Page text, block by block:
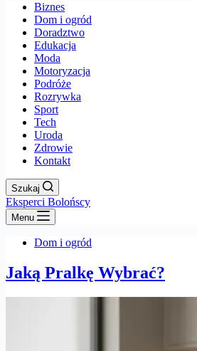
Biznes
Dom i ogród
Doradztwo
Edukacja
Moda
Motoryzacja
Podróże
Rozrywka
Sport
Tech
Uroda
Zdrowie
Kontakt
Szukaj
Eksperci Bolońscy
Menu
Dom i ogród
Jaką Pralkę Wybrać?